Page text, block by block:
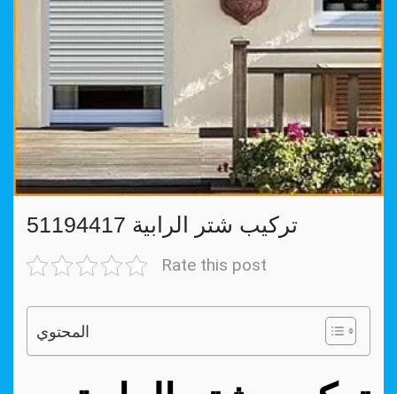
تركيب شتر الرابية 51194417
Rate this post
المحتوي